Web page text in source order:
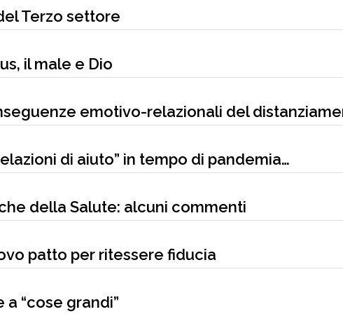
Terzo settore
il male e Dio
emotivo-relazionali del
di aiuto” in tempo di pandemia…
della Salute: alcuni commenti
patto per ritessere fiducia
a “cose grandi”